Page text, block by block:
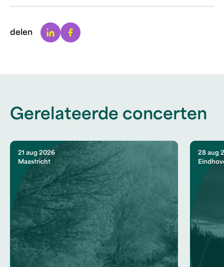
delen LinkedinFacebook
Gerelateerde concerten
21 aug 2026
Maastricht
28 aug